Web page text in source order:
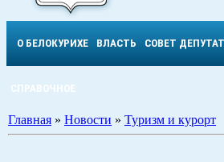
О БЕЛОКУРИХЕ ВЛАСТЬ СОВЕТ
СПРАВОЧНОЕ
Главная » Новости » Туризм и курорт